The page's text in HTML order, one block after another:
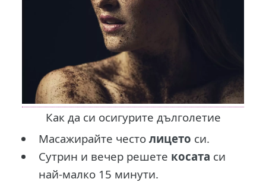
Как да си осигурите дълголетие
Масажирайте честолицето си.
Сутрин и вечер решете косата си
най-малко 15 минути.